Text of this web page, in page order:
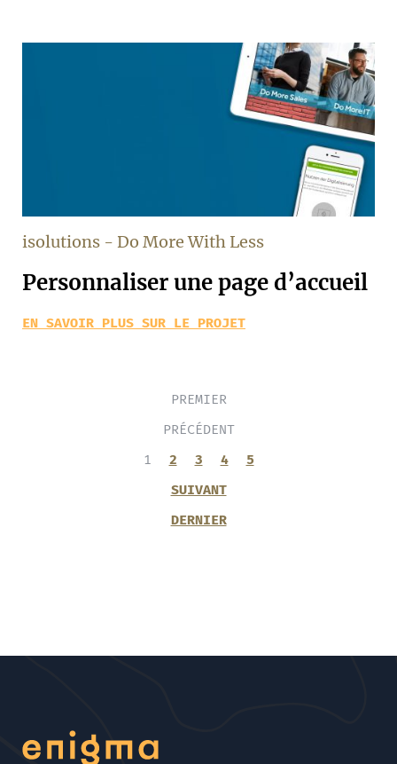
isolutions - Do More With Less
Personnaliser une page d’accueil
EN SAVOIR PLUS SUR LE PROJET
PREMIER
PRÉCÉDENT
1
2 3 4
5
SUIVANT
DERNIER